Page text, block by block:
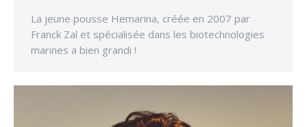
La jeune pousse Hemarina, créée en 2007 par
Franck Zal et spécialisée dans les biotechnologies
marines a bien grandi !